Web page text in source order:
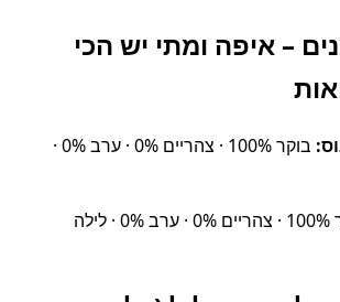
– איפה ומתי יש הכי
בוקר 100% · צהריים 0% · ערב 0% ·
בוקר 100% · צהריים 0% · ערב 0% · לילה